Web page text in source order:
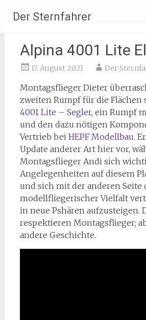
Inhalt
springen
Der Sternfahrer
Alpina 4001 Lite
17. August 2021 Der
Montagsflieger Dieter
zweiten Rumpf für die Flächen
4001 Lite – Segler, ein Rumpf
und den dazu nötigen
Vertrieb bei HEPF Modellbau.
Update anderer Art hier vor,
Montagsflieger Andi sich
Angelegenheiten auf diesem
und sich mit der anderen Seite
modellfliegerischer Vielfalt
in neue Pshären aufzusteigen.
respektieren Montagsflieger;
andere Geschichte.